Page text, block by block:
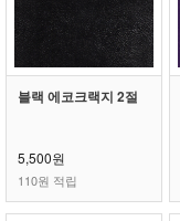
블랙 에코크랙지 2절
5,500원
110원 적립